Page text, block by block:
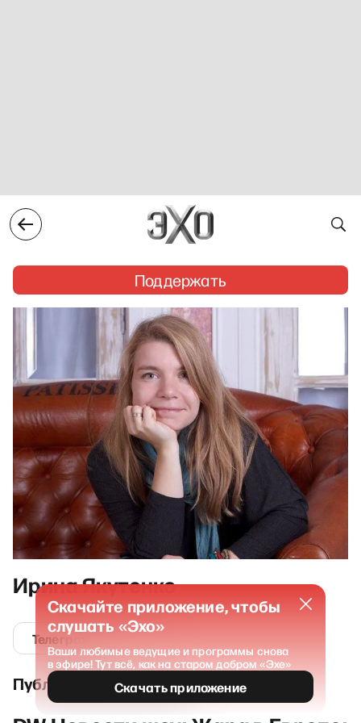
Поддержать
Ирина Якутенко
Телеграм
Публикации и выпуски
Скачайте приложение, чтобы
слушать «Эхо»
Ваши любимые ведущие и программы снова
в эфире! Тут всё, как на старом добром «Эхе»
Скачать приложение